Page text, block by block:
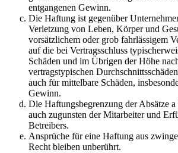
entgangenen Gewinn.
Die Haftung ist gegenüber
Verletzung von Leben, Körper und
vorsätzlichem oder grob fahrlässigem
auf die bei Vertragsschluss
Schäden und im Übrigen der Höhe
vertragstypischen
auch für mittelbare Schäden,
Gewinn.
Die Haftungsbegrenzung der Absätze
auch zugunsten der Mitarbeiter und
Betreibers.
Ansprüche für eine Haftung aus
Recht bleiben unberührt.